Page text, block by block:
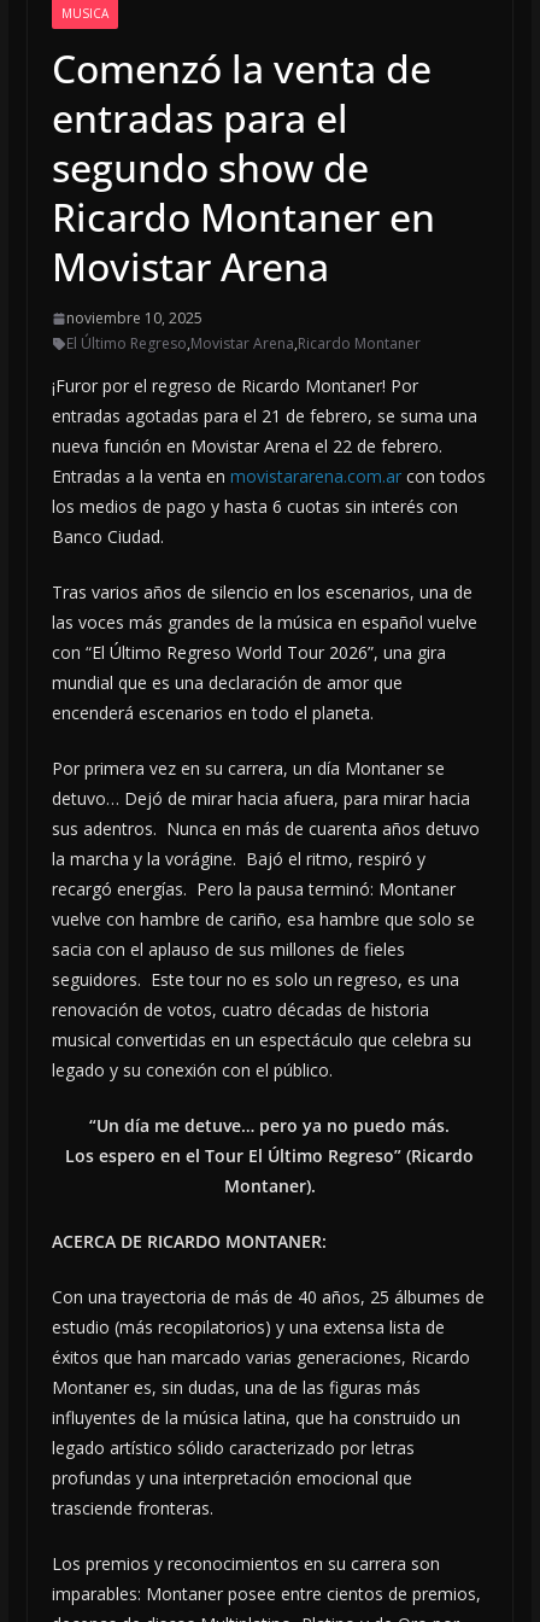
MUSICA
Comenzó la venta de
entradas para el
segundo show de
Ricardo Montaner en
Movistar Arena
noviembre 10, 2025
El Último Regreso,Movistar Arena,Ricardo Montaner
¡Furor por el regreso de Ricardo Montaner! Por
entradas agotadas para el 21 de febrero, se suma una
nueva función en Movistar Arena el 22 de febrero.
Entradas a la venta en movistararena.com.arcon todos
los medios de pago y hasta 6 cuotas sin interés con
Banco Ciudad.
Tras varios años de silencio en los escenarios, una de
las voces más grandes de la música en español vuelve
con “El Último Regreso World Tour 2026”, una gira
mundial que es una declaración de amor que
encenderá escenarios en todo el planeta.
Por primera vez en su carrera, un día Montaner se
detuvo… Dejó de mirar hacia afuera, para mirar hacia
sus adentros. Nunca en más de cuarenta años detuvo
la marcha y la vorágine. Bajó el ritmo, respiró y
recargó energías. Pero la pausa terminó: Montaner
vuelve con hambre de cariño, esa hambre que solo se
sacia con el aplauso de sus millones de fieles
seguidores. Este tour no es solo un regreso, es una
renovación de votos, cuatro décadas de historia
musical convertidas en un espectáculo que celebra su
legado y su conexión con el público.
“Un día me detuve… pero ya no puedo más.
Los espero en el Tour El Último Regreso” (Ricardo
Montaner).
ACERCA DE RICARDO MONTANER:
Con una trayectoria de más de 40 años, 25 álbumes de
estudio (más recopilatorios) y una extensa lista de
éxitos que han marcado varias generaciones, Ricardo
Montaner es, sin dudas, una de las figuras más
influyentes de la música latina, que ha construido un
legado artístico sólido caracterizado por letras
profundas y una interpretación emocional que
trasciende fronteras.
Los premios y reconocimientos en su carrera son
imparables: Montaner posee entre cientos de premios,